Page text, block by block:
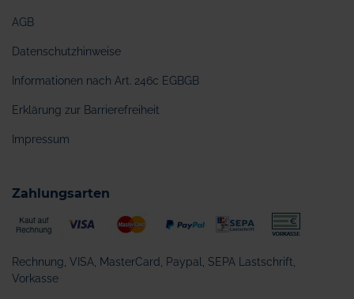
AGB
Datenschutzhinweise
Informationen nach Art. 246c EGBGB
Erklärung zur Barrierefreiheit
Impressum
Zahlungsarten
Rechnung, VISA, MasterCard, Paypal, SEPA Lastschrift,
Vorkasse